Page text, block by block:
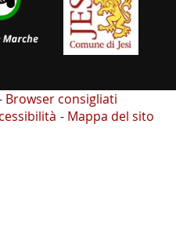
Browser consigliati
Mappa del sito